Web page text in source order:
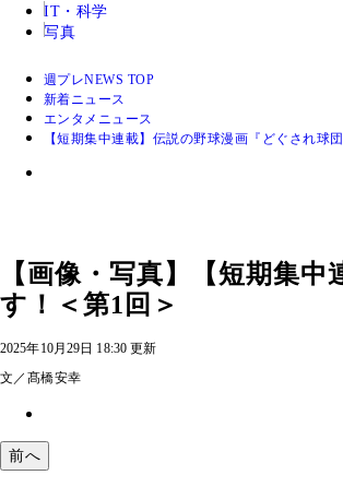
IT・科学
写真
週プレNEWS TOP
新着ニュース
エンタメニュース
【短期集中連載】伝説の野球漫画『どぐされ球
【画像・写真】【短期集
す！＜第1回＞
2025年10月29日 18:30 更新
文／髙橋安幸
前へ